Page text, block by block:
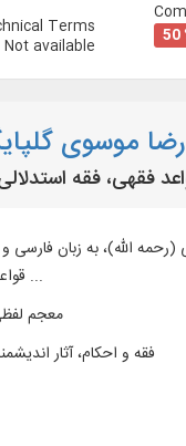
Terms
Not available
50
موسوی
گلپایگانی (رحمه الله)، به
قواعد فقهی، فقه استدلالی‏ و ...
معجم
فقه و احکام، آثار